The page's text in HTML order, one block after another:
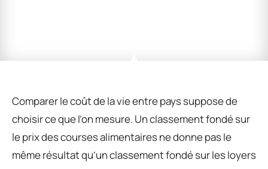
Comparer le coût de la vie entre pays suppose de
choisir ce que l’on mesure. Un classement fondé sur
le prix des courses alimentaires ne donne pas le
même résultat qu’un classement fondé sur les loyers